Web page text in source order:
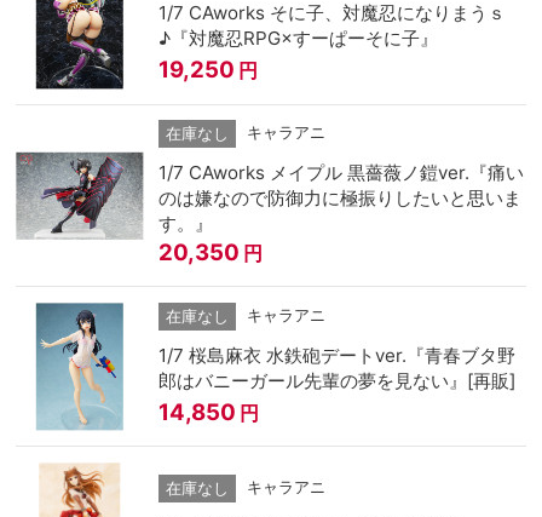
1/7 CAworks そに子、対魔忍になりまうｓ
♪『対魔忍RPG×すーぱーそに子』
19,250 円
在庫なし キャラアニ
1/7 CAworks メイプル 黒薔薇ノ鎧ver.『痛い
のは嫌なので防御力に極振りしたいと思いま
す。』
20,350 円
在庫なし キャラアニ
1/7 桜島麻衣 水鉄砲デートver.『青春ブタ野
郎はバニーガール先輩の夢を見ない』[再販]
14,850 円
在庫なし キャラアニ